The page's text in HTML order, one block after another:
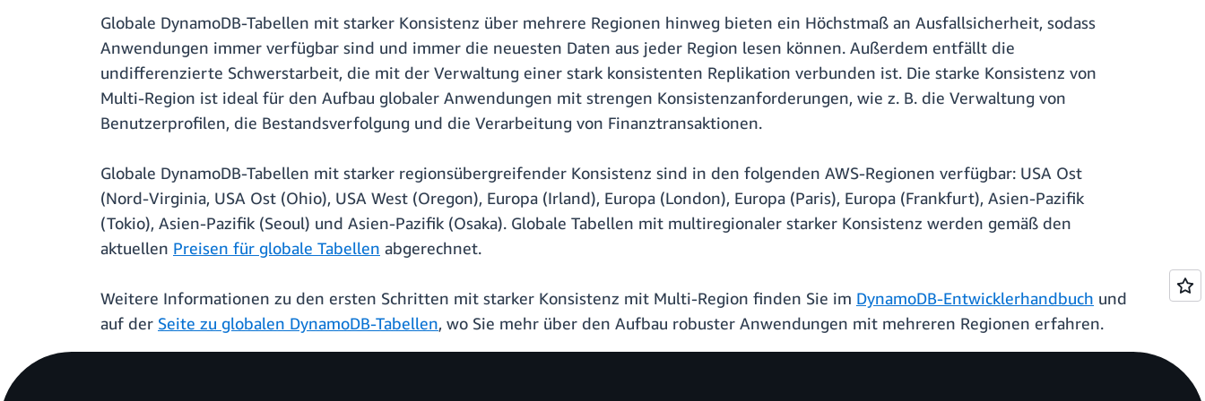
Globale DynamoDB-Tabellen mit starker Konsistenz über mehrere Regionen hinweg bieten ein Höchstmaß an Ausfallsicherheit, sodass
Anwendungen immer verfügbar sind und immer die neuesten Daten aus jeder Region lesen können. Außerdem entfällt die
undifferenzierte Schwerstarbeit, die mit der Verwaltung einer stark konsistenten Replikation verbunden ist. Die starke Konsistenz von
Multi-Region ist ideal für den Aufbau globaler Anwendungen mit strengen Konsistenzanforderungen, wie z. B. die Verwaltung von
Benutzerprofilen, die Bestandsverfolgung und die Verarbeitung von Finanztransaktionen.
Globale DynamoDB-Tabellen mit starker regionsübergreifender Konsistenz sind in den folgenden AWS-Regionen verfügbar: USA Ost
(Nord-Virginia, USA Ost (Ohio), USA West (Oregon), Europa (Irland), Europa (London), Europa (Paris), Europa (Frankfurt), Asien-Pazifik
(Tokio), Asien-Pazifik (Seoul) und Asien-Pazifik (Osaka). Globale Tabellen mit multiregionaler starker Konsistenz werden gemäß den
aktuellen Preisen für globale Tabellen abgerechnet.
Weitere Informationen zu den ersten Schritten mit starker Konsistenz mit Multi-Region finden Sie im DynamoDB-Entwicklerhandbuch und
auf der Seite zu globalen DynamoDB-Tabellen, wo Sie mehr über den Aufbau robuster Anwendungen mit mehreren Regionen erfahren.